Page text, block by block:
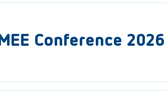
Conference 2026